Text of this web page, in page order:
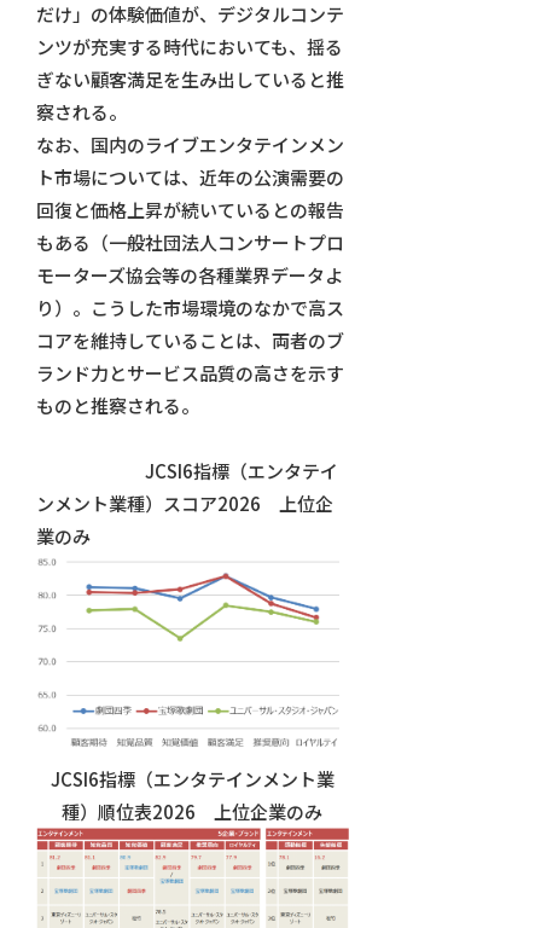
だけ」の体験価値が、デジタルコンテ
ンツが充実する時代においても、揺る
ぎない顧客満足を生み出していると推
察される。
なお、国内のライブエンタテインメン
ト市場については、近年の公演需要の
回復と価格上昇が続いているとの報告
もある（一般社団法人コンサートプロ
モーターズ協会等の各種業界データよ
り）。こうした市場環境のなかで高ス
コアを維持していることは、両者のブ
ランド力とサービス品質の高さを示す
ものと推察される。
JCSI6指標（エンタテイ
ンメント業種）スコア2026 上位企
業のみ
JCSI6指標（エンタテインメント業
種）順位表2026 上位企業のみ